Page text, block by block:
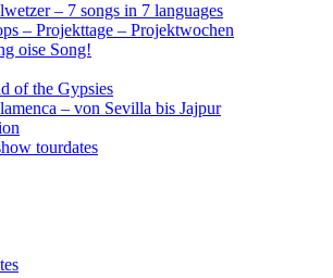
– 7 songs in 7 languages
– Projekttage – Projektwochen
oise Song!
of the Gypsies
– von Sevilla bis Jajpur
tourdates